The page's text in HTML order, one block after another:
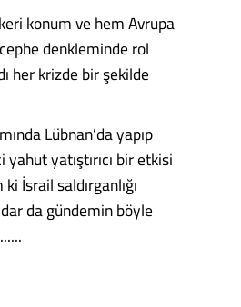
konum ve hem Avrupa
denkleminde rol
her krizde bir şekilde
Lübnan’da yapıp
yatıştırıcı bir etkisi
İsrail saldırganlığı
da gündemin böyle